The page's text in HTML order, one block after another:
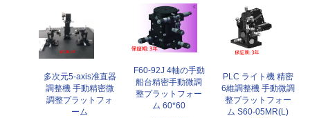
多次元5-axis准直器
調整機 手動精密微
調整プラットフォ
ーム
F60-92J 4軸の手動
船台精密手動微調
整プラットフォー
ム 60*60
PLC ライト機 精密
6維調整機 手動微調
整プラットフォー
ム S60-05MR(L)